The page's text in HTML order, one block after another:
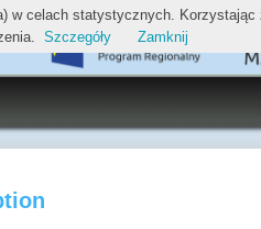
celach statystycznych.
Szczegóły Zamknij